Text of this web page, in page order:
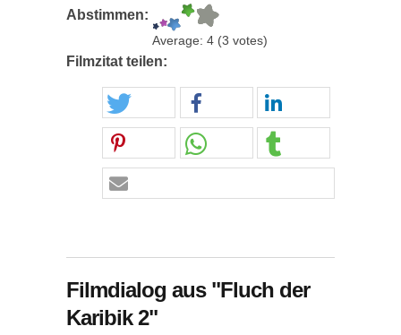
Abstimmen:
Average: 4 (3 votes)
Filmzitat teilen:
Filmdialog aus "Fluch der
Karibik 2"